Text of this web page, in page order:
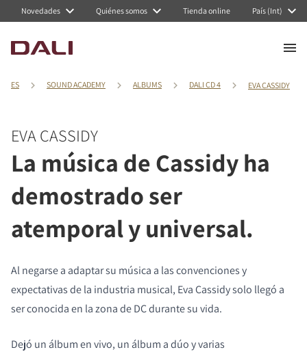
Novedades Quiénes somos Tienda online País (Int)
ES SOUND ACADEMY ALBUMS DALI CD 4 EVA CASSIDY
EVA CASSIDY
La música de Cassidy ha
demostrado ser
atemporal y universal.
Al negarse a adaptar su música a las convenciones y
expectativas de la industria musical, Eva Cassidy solo llegó a
ser conocida en la zona de DC durante su vida.
Dejó un álbum en vivo, un álbum a dúo y varias